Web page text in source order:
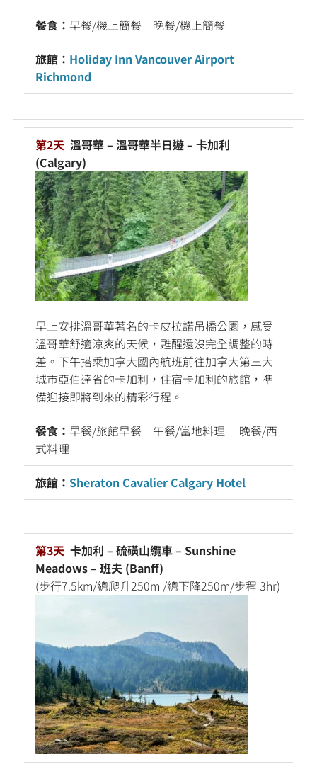
餐食： 早餐/機上簡餐 晚餐/機上簡餐
旅館： Holiday Inn Vancouver Airport
Richmond
第2天 溫哥華 – 溫哥華半日遊 – 卡加利
(Calgary)
早上安排溫哥華著名的卡皮拉諾吊橋公園，感受
溫哥華舒適涼爽的天候，甦醒還沒完全調整的時
差。下午搭乘加拿大國內航班前往加拿大第三大
城市亞伯達省的卡加利，住宿卡加利的旅館，準
備迎接即將到來的精彩行程。
餐食： 早餐/旅館早餐 午餐/當地料理 晚餐/西
式料理
旅館： Sheraton Cavalier Calgary Hotel
第3天 卡加利 – 硫磺山纜車 – Sunshine
Meadows – 班夫 (Banff)
(步行7.5km/總爬升250m /總下降250m/步程 3hr)